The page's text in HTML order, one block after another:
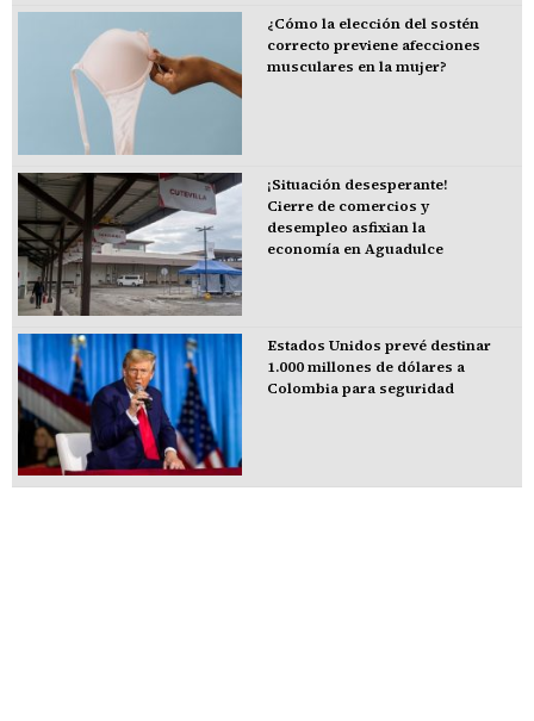
¿Cómo la elección del sostén
correcto previene afecciones
musculares en la mujer?
¡Situación desesperante!
Cierre de comercios y
desempleo asfixian la
economía en Aguadulce
Estados Unidos prevé destinar
1.000 millones de dólares a
Colombia para seguridad